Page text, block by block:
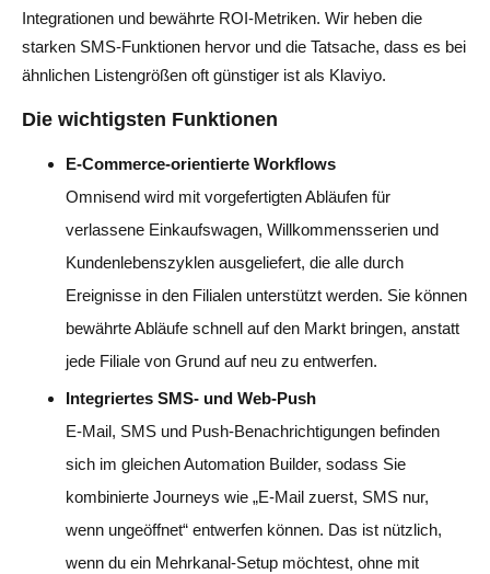
Integrationen und bewährte ROI-Metriken. Wir heben die
starken SMS-Funktionen hervor und die Tatsache, dass es bei
ähnlichen Listengrößen oft günstiger ist als Klaviyo.
Die wichtigsten Funktionen
E-Commerce-orientierte Workflows
Omnisend wird mit vorgefertigten Abläufen für
verlassene Einkaufswagen, Willkommensserien und
Kundenlebenszyklen ausgeliefert, die alle durch
Ereignisse in den Filialen unterstützt werden. Sie können
bewährte Abläufe schnell auf den Markt bringen, anstatt
jede Filiale von Grund auf neu zu entwerfen.
Integriertes SMS- und Web-Push
E-Mail, SMS und Push-Benachrichtigungen befinden
sich im gleichen Automation Builder, sodass Sie
kombinierte Journeys wie „E-Mail zuerst, SMS nur,
wenn ungeöffnet“ entwerfen können. Das ist nützlich,
wenn du ein Mehrkanal-Setup möchtest, ohne mit